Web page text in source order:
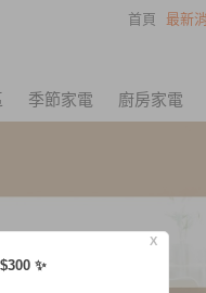
首頁 最新
季節家電 廚房家電
X
✨